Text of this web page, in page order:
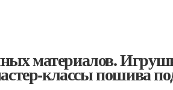
материалов.
классы пошива